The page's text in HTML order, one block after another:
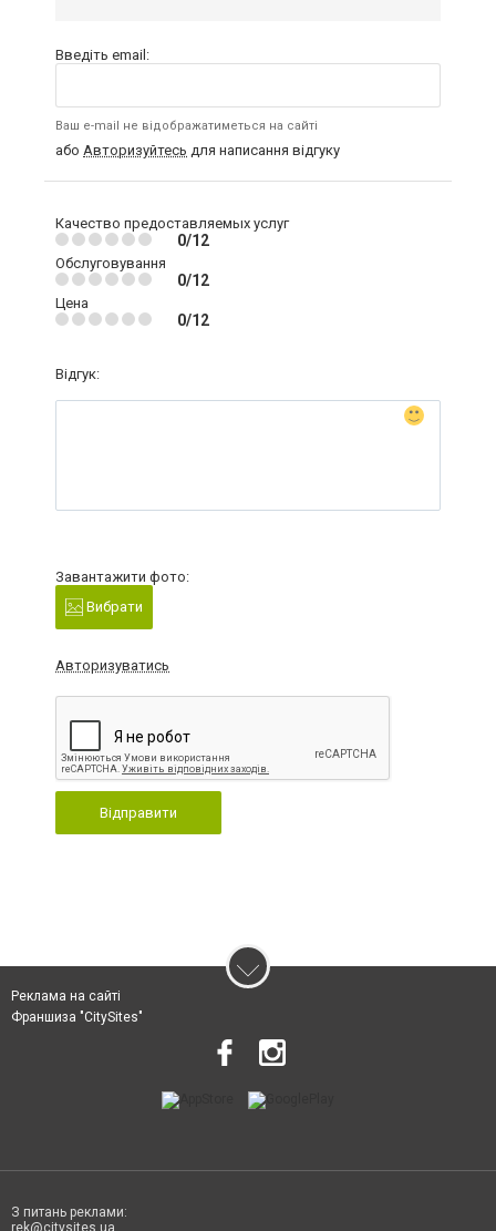
Введіть email:
Ваш e-mail не відображатиметься на сайті
або Авторизуйтесь для написання відгуку
Качество предоставляемых услуг
0/12
Обслуговування
0/12
Цена
0/12
Відгук:
Завантажити фото:
Вибрати
Авторизуватись
Відправити
Реклама на сайті
Франшиза "CitySites"
З питань реклами:
rek@citysites.ua